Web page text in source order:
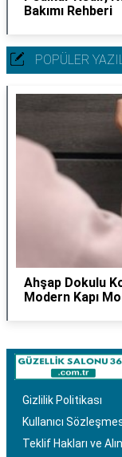
Bakımı Rehberi
POPÜLER
Ahşap Dokulu
Modern Kapı
Gizlilik Politikası
Kullanıcı
Teklif Hakları ve